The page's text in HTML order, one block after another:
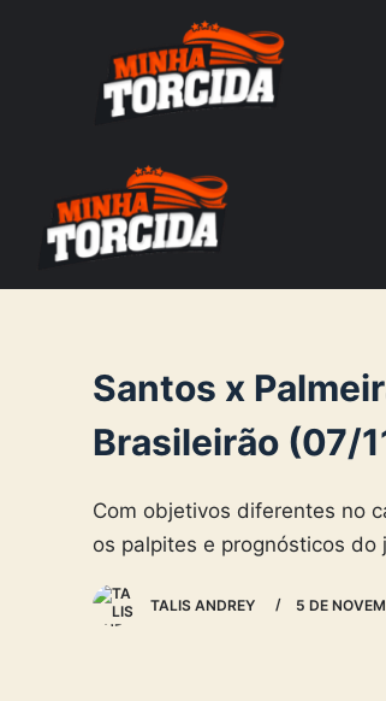
Santos x
Brasileirão (07/
Com objetivos diferentes no
os palpites e prognósticos do
TALIS ANDREY 5 DE